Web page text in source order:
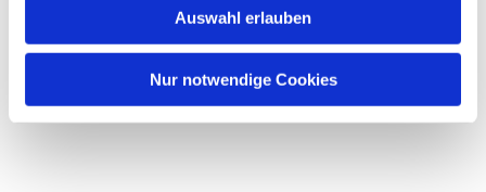
Auswahl erlauben
Nur notwendige Cookies